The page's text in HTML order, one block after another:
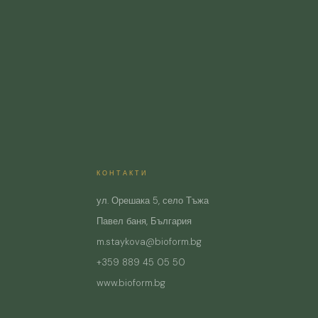
КОНТАКТИ
ул. Орешака 5, село Тъжа
Павел баня, България
m.staykova@bioform.bg
+359 889 45 05 50
www.bioform.bg